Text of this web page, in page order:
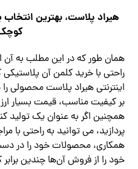
هیراد پلاست، بهترین
همان طور که در این مطلب به آن
راحتی با خرید کلمن آن
اینترنتی هیراد پلاست محصولی
بر کیفیت مناسب، قیمت بسیار
همچنین اگر به عنوان یک تولید
پردازید، می توانید به راحتی با
همکاری، محصولات خود را در
خود را از فروش آن‌ها چندین برابر